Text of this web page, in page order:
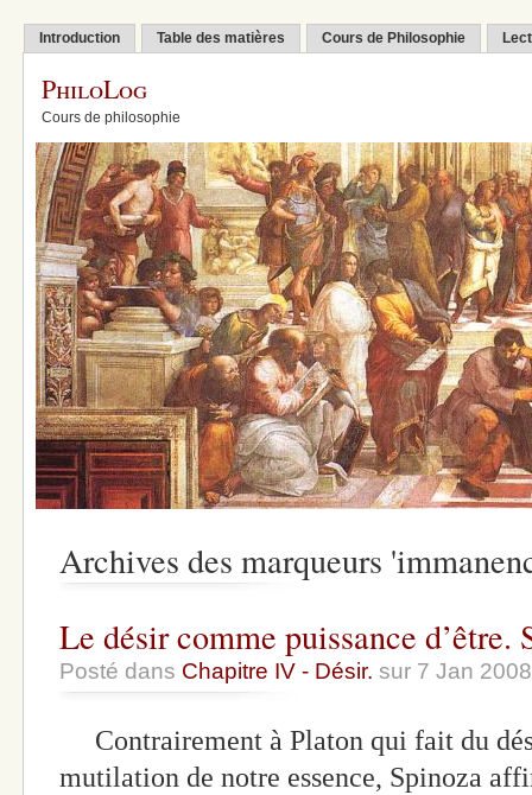
Introduction Table des matières Cours de Philosophie
PhiloLog
Cours de philosophie
Archives des marqueurs
Le désir comme puissance d’être.
Posté dans Chapitre IV - Désir. sur 7 Jan 2008
Contrairement à Platon qui fait du
mutilation de notre essence, Spinoza